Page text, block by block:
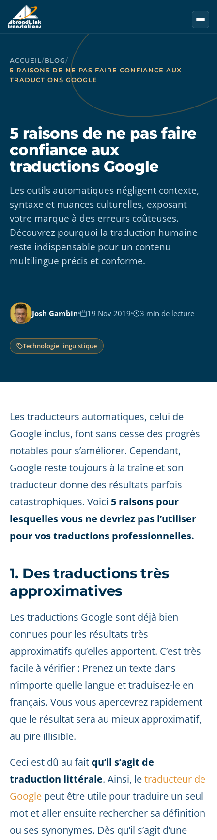
Aller au contenu principal
ACCUEIL/BLOG/
5 RAISONS DE NE PAS FAIRE CONFIANCE AUX
TRADUCTIONS GOOGLE
5 raisons de ne pas faire
confiance aux
traductions Google
Les outils automatiques négligent contexte,
syntaxe et nuances culturelles, exposant
votre marque à des erreurs coûteuses.
Découvrez pourquoi la traduction humaine
reste indispensable pour un contenu
multilingue précis et conforme.
Josh Gambín 19 Nov 2019 3 min de lecture
Technologie linguistique
Les traducteurs automatiques, celui de
Google inclus, font sans cesse des progrès
notables pour s’améliorer. Cependant,
Google reste toujours à la traîne et son
traducteur donne des résultats parfois
catastrophiques. Voici 5 raisons pour
lesquelles vous ne devriez pas l’utiliser
pour vos traductions professionnelles.
1. Des traductions très
approximatives
Les traductions Google sont déjà bien
connues pour les résultats très
approximatifs qu’elles apportent. C’est très
facile à vérifier : Prenez un texte dans
n’importe quelle langue et traduisez-le en
français. Vous vous apercevrez rapidement
que le résultat sera au mieux approximatif,
au pire illisible.
Ceci est dû au fait qu’il s’agit de
traduction littérale. Ainsi, letraducteur de
Google peut être utile pour traduire un seul
mot et aller ensuite rechercher sa définition
ou ses synonymes. Dès qu’il s’agit d’une